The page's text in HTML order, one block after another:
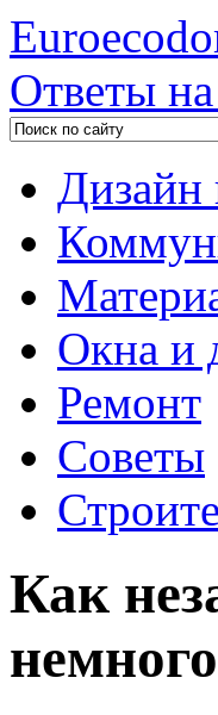
Ответы
Дизайн
Окна и
Ремонт
Советы
Как